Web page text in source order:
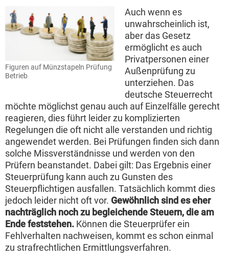
Figuren auf Münzstapeln Prüfung
Betrieb
Auch wenn es
unwahrscheinlich ist,
aber das Gesetz
ermöglicht es auch
Privatpersonen einer
Außenprüfung zu
unterziehen. Das
deutsche Steuerrecht
möchte möglichst genau auch auf Einzelfälle gerecht
reagieren, dies führt leider zu komplizierten
Regelungen die oft nicht alle verstanden und richtig
angewendet werden. Bei Prüfungen finden sich dann
solche Missverständnisse und werden von den
Prüfern beanstandet. Dabei gilt: Das Ergebnis einer
Steuerprüfung kann auch zu Gunsten des
Steuerpflichtigen ausfallen. Tatsächlich kommt dies
jedoch leider nicht oft vor. Gewöhnlich sind es eher
nachträglich noch zu begleichende Steuern, die am
Ende feststehen. Können die Steuerprüfer ein
Fehlverhalten nachweisen, kommt es schon einmal
zu strafrechtlichen Ermittlungsverfahren.